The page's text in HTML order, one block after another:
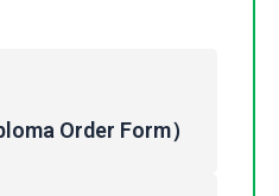
Order Form）